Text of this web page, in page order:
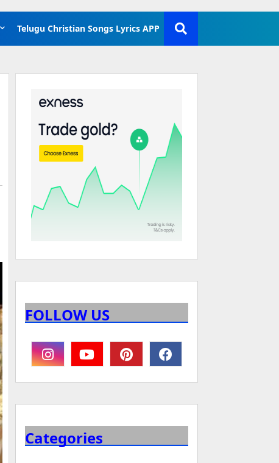
Telugu Christian Songs Lyrics APP
FOLLOW US
Categories